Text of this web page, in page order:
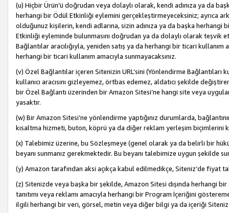
(u) Hiçbir Ürün’ü doğrudan veya dolaylı olarak, kendi adınıza ya da
herhangi bir Ödül Etkinliği eylemini gerçekleştirmeyeceksiniz; ayrıca
olduğunuz kişilerin, kendi adlarına, sizin adınıza ya da başka herhangi
Etkinliği eyleminde bulunmasını doğrudan ya da dolaylı olarak teşvik
Bağlantılar aracılığıyla, yeniden satış ya da herhangi bir ticari
herhangi bir ticari kullanım amacıyla sunmayacaksınız.
(v) Özel Bağlantılar içeren Sitenizin URL’sini (Yönlendirme Bağlantıları
kullanıcı aracısını gizleyemez, örtbas edemez, aldatıcı şekilde
bir Özel Bağlantı üzerinden bir Amazon Sitesi’ne hangi site veya
yasaktır.
(w) Bir Amazon Sitesi’ne yönlendirme yaptığınız durumlarda,
kısaltma hizmeti, buton, köprü ya da diğer reklam yerleşim biçimlerini
(x) Talebimiz üzerine, bu Sözleşmeye (genel olarak ya da belirli bir
beyanı sunmanız gerekmektedir. Bu beyanı talebimize uygun şekilde
(y) Amazon tarafından aksi açıkça kabul edilmedikçe, Siteniz’de fiyat
(z) Sitenizde veya başka bir şekilde, Amazon Sitesi dışında herhangi
tanıtımı veya reklamı amacıyla herhangi bir Program İçeriğini
ilgili herhangi bir veri, görsel, metin veya diğer bilgi ya da içeriği